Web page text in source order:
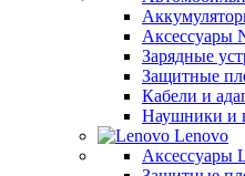
Аксессуары
Зарядные
Защитные
Кабели и
Наушники и
Lenovo
Аксессуары